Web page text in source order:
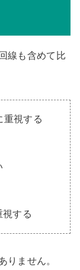
線も含めて比
重視する
視する
りません。